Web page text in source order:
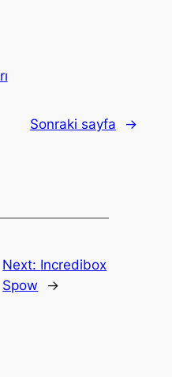
Sonraki sayfa →
Next: Incredibox
Spow
→